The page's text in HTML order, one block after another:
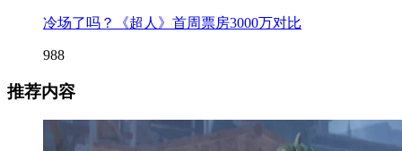
冷场了吗？《超人》首周票房3000万对比
988
推荐内容